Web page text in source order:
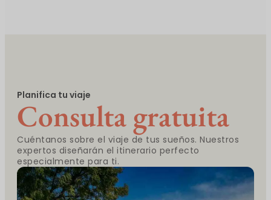
Planifica tu viaje
Consulta gratuita
Cuéntanos sobre el viaje de tus sueños. Nuestros
expertos diseñarán el itinerario perfecto
especialmente para ti.